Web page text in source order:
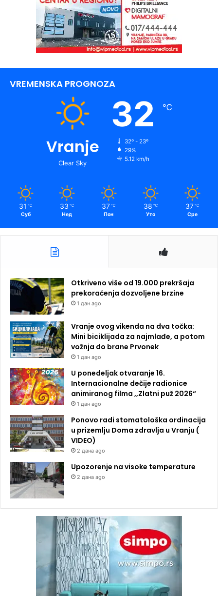
VREMENSKA PROGNOZA
Vranje
Clear Sky
32 ℃
32º - 23º
29%
5.12 km/h
31 ℃
Суб
33 ℃
Нед
37 ℃
Пон
38 ℃
Уто
37 ℃
Сре
Otkriveno više od 19.000 prekršaja
prekoračenja dozvoljene brzine
1 дан ago
Vranje ovog vikenda na dva točka:
Mini biciklijada za najmlađe, a potom
vožnja do brane Prvonek
1 дан ago
U ponedeljak otvaranje 16.
Internacionalne dečije radionice
animiranog filma ,,Zlatni puž 2026“
1 дан ago
Ponovo radi stomatološka ordinacija
u prizemlju Doma zdravlja u Vranju (
VIDEO)
2 дана ago
Upozorenje na visoke temperature
2 дана ago